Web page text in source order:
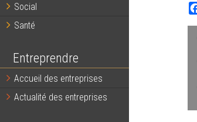
Social
Santé
Entreprendre
Accueil des entreprises
Actualité des entreprises